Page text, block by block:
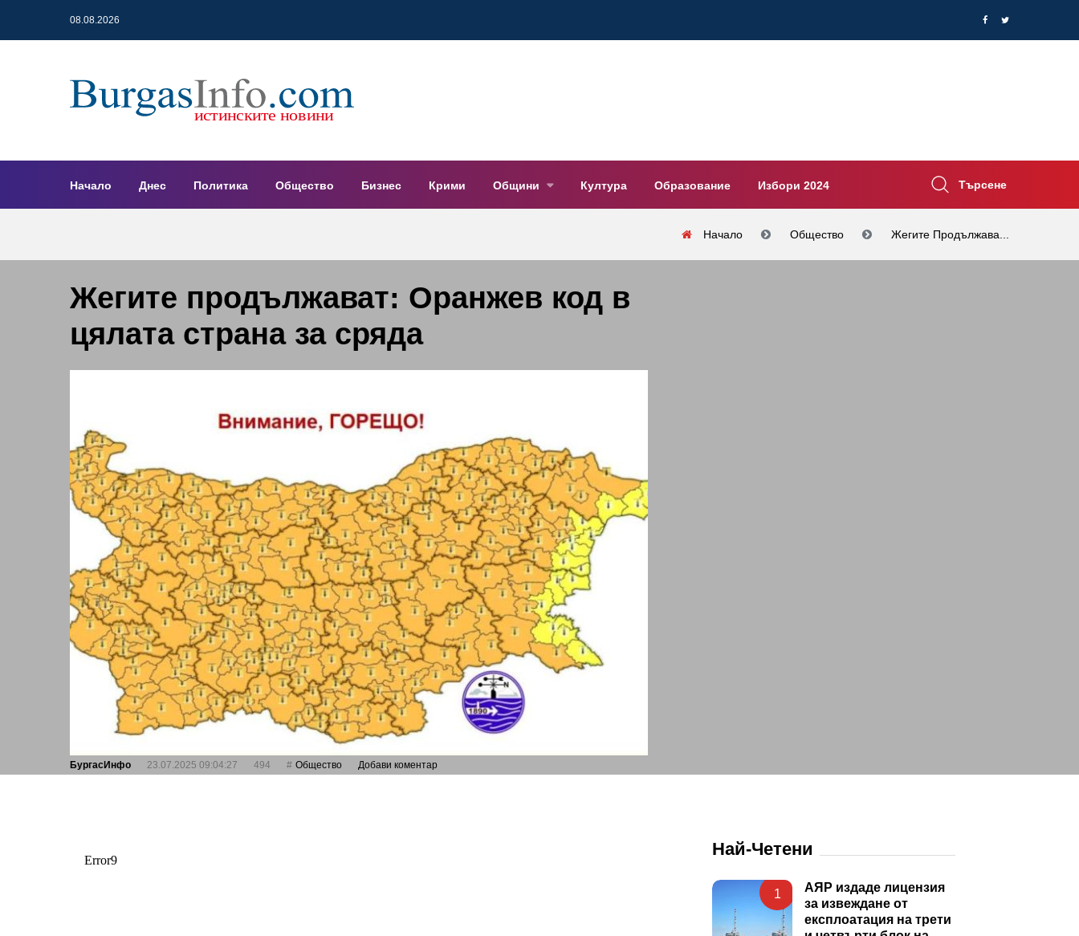
08.08.2026
Начало Днес Политика Общество Бизнес Крими Общини Култура Образование Избори 2024 Търсене
Начало Общество Жегите Продължава...
Жегите продължават: Оранжев код в
цялата страна за сряда
БургасИнфо 23.07.2025 09:04:27 494 Общество Добави коментар
Най-Четени
1
АЯР издаде лицензия
за извеждане от
експлоатация на трети